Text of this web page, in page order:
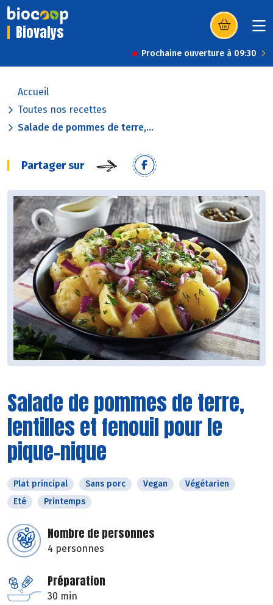
Biovalys (s’ouvre dans
Prochaine ouverture à 09:30
Accueil
Toutes nos recettes
Salade de pommes de terre,...
Partager sur
Salade de pommes de terre,
lentilles et fenouil pour le
pique-nique
Plat principal Sans porc Vegan
Végétarien
Eté
Printemps
Nombre de personnes
4 personnes
Préparation
30 min